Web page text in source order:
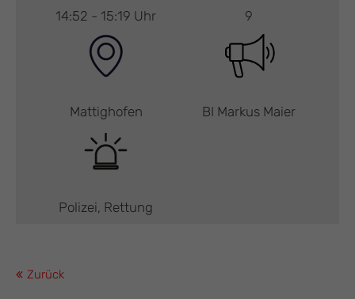
14:52 - 15:19 Uhr 9
Mattighofen BI Markus Maier
Polizei, Rettung
Zurück